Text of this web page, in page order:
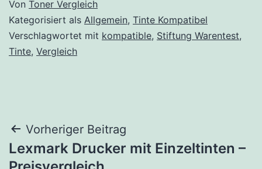
Von Toner Vergleich
Kategorisiert als Allgemein, Tinte Kompatibel
Verschlagwortet mit kompatible, Stiftung Warentest,
Tinte, Vergleich
Beitragsnavigation
Vorheriger Beitrag
Lexmark Drucker mit Einzeltinten –